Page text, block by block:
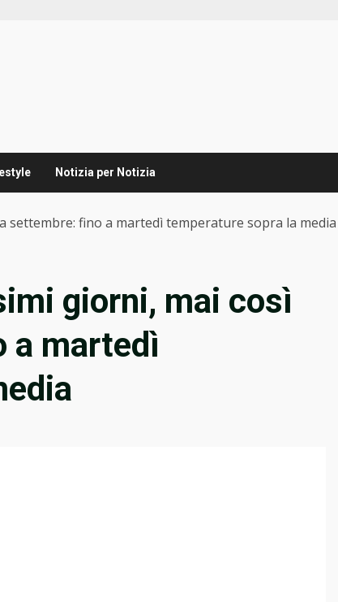
Notizia per Notizia
settembre: fino a martedì temperature sopra la media
giorni, mai così
a martedì